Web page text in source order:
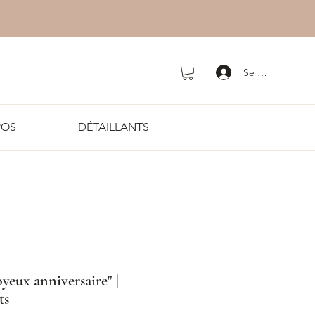
DÉTAILLANTS
Se connecter
anniversaire" |